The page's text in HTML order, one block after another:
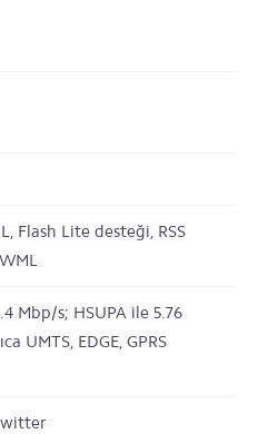
Flash Lite desteği, RSS
Mbp/s; HSUPA ile 5.76
UMTS, EDGE, GPRS